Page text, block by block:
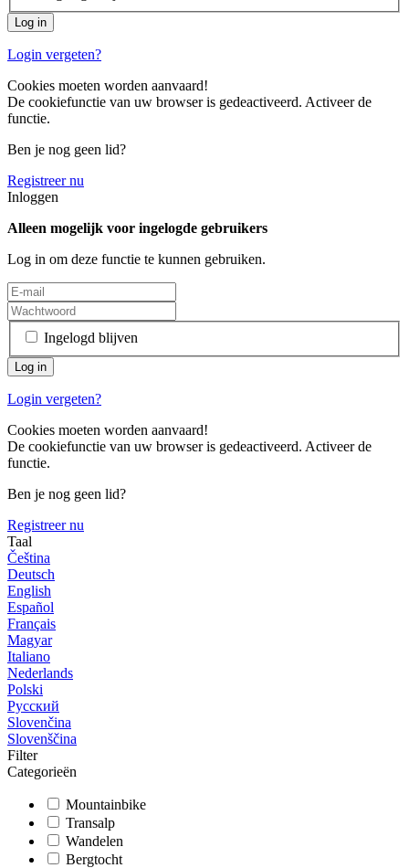
Login vergeten?
Cookies moeten worden aanvaard!
De cookiefunctie van uw browser is gedeactiveerd. Activeer de
functie.
Ben je nog geen lid?
Registreer nu
Inloggen
Alleen mogelijk voor ingelogde gebruikers
Log in om deze functie te kunnen gebruiken.
Ingelogd blijven
Login vergeten?
Cookies moeten worden aanvaard!
De cookiefunctie van uw browser is gedeactiveerd. Activeer de
functie.
Ben je nog geen lid?
Registreer nu
Taal
Čeština
Deutsch
English
Español
Français
Magyar
Italiano
Nederlands
Polski
Русский
Slovenčina
Slovenščina
Filter
Categorieën
Mountainbike
Transalp
Wandelen
Bergtocht